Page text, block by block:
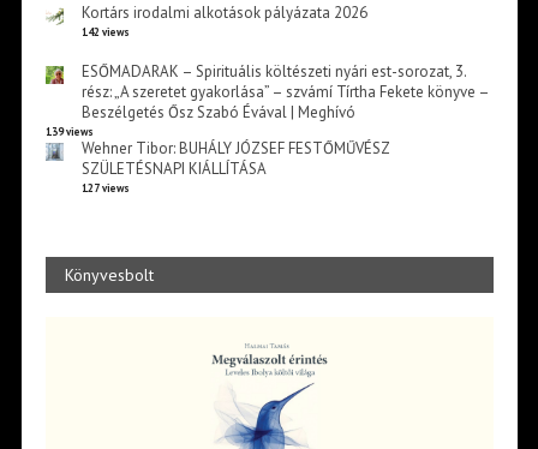
Kortárs irodalmi alkotások pályázata 2026
142 views
ESŐMADARAK – Spirituális költészeti nyári est-sorozat, 3.
rész: „A szeretet gyakorlása” – szvámí Tírtha Fekete könyve –
Beszélgetés Ősz Szabó Évával | Meghívó
139 views
Wehner Tibor: BUHÁLY JÓZSEF FESTŐMŰVÉSZ
SZÜLETÉSNAPI KIÁLLÍTÁSA
127 views
Könyvesbolt